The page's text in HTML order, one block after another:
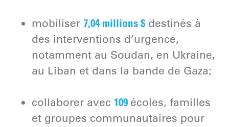
mobiliser7,04 millions $ destinés à
des interventions d’urgence,
notamment au Soudan, en Ukraine,
au Liban et dans la bande de Gaza;
collaborer avec 109 écoles, familles
et groupes communautaires pour